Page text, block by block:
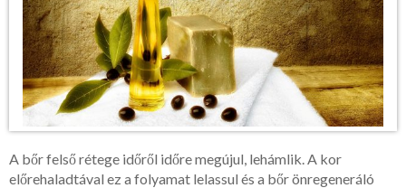
A bőr felső rétege időről időre megújul, lehámlik. A kor
előrehaladtával ez a folyamat lelassul és a bőr önregeneráló